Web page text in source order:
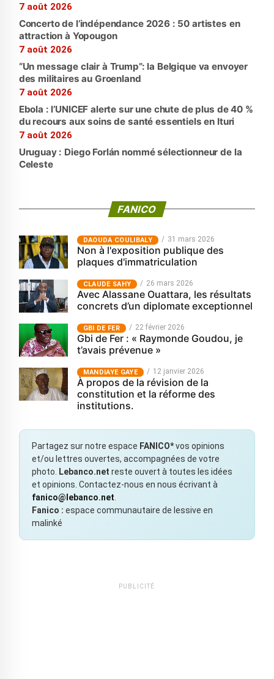
7 août 2026
Concerto de l’indépendance 2026 : 50 artistes en
attraction à Yopougon
7 août 2026
“Un message clair à Trump”: la Belgique va envoyer
des militaires au Groenland
7 août 2026
Ebola : l’UNICEF alerte sur une chute de plus de 40 %
du recours aux soins de santé essentiels en Ituri
7 août 2026
Uruguay : Diego Forlán nommé sélectionneur de la
Celeste
FANICO
‎DAOUDA COULIBALY 31 mars 2026
Non à l'exposition publique des
plaques d'immatriculation
CLAUDE SAHY 26 mars 2026
Avec Alassane Ouattara, les résultats
concrets d’un diplomate exceptionnel
GBI DE FER 22 février 2026
Gbi de Fer : « Raymonde Goudou, je
t’avais prévenue »
MANDIAYE GAYE 12 janvier 2026
À propos de la révision de la
constitution et la réforme des
institutions.
Partagez sur notre espace FANICO*vos opinions
et/ou lettres ouvertes, accompagnées de votre
photo.
Lebanco.net reste ouvert à toutes les idées
et opinions. Contactez-nous en nous écrivant à
fanico@lebanco.net
Fanico : espace communautaire de lessive en
malinké
PUBLICITÉ